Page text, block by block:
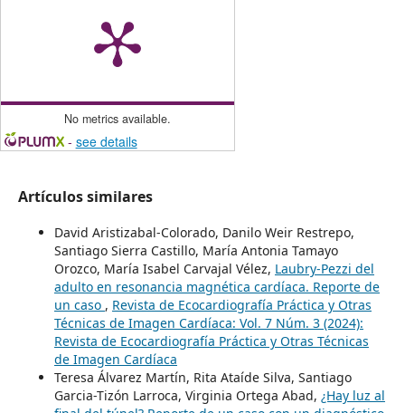
No metrics available.
- see details
Artículos similares
David Aristizabal-Colorado, Danilo Weir Restrepo,
Santiago Sierra Castillo, María Antonia Tamayo
Orozco, María Isabel Carvajal Vélez, Laubry-Pezzi del
adulto en resonancia magnética cardíaca. Reporte de
un caso , Revista de Ecocardiografía Práctica y Otras
Técnicas de Imagen Cardíaca: Vol. 7 Núm. 3 (2024):
Revista de Ecocardiografía Práctica y Otras Técnicas
de Imagen Cardíaca
Teresa Álvarez Martín, Rita Ataíde Silva, Santiago
Garcia-Tizón Larroca, Virginia Ortega Abad, ¿Hay luz al